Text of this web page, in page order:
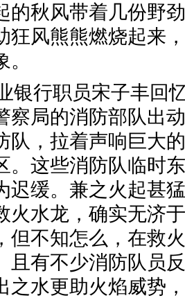
的秋风带着几份野
狂风熊熊燃烧起来
银行职员宋子丰回
察局的消防部队出
队，拉着声响巨大
。这些消防队临时
迟缓。兼之火起甚
火水龙，确实无济
但不知怎么，在救
且有不少消防队员
之水更助火焰威势